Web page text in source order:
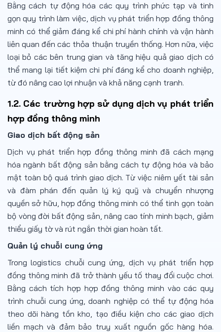
Bằng cách tự động hóa các quy trình phức tạp và tinh
gọn quy trình làm việc, dịch vụ phát triển hợp đồng thông
minh có thể giảm đáng kể chi phí hành chính và vận hành
liên quan đến các thỏa thuận truyền thống. Hơn nữa, việc
loại bỏ các bên trung gian và tăng hiệu quả giao dịch có
thể mang lại tiết kiệm chi phí đáng kể cho doanh nghiệp,
từ đó nâng cao lợi nhuận và khả năng cạnh tranh.
1.2. Các trường hợp sử dụng dịch vụ phát triển
hợp đồng thông minh
Giao dịch bất động sản
Dịch vụ phát triển hợp đồng thông minh đã cách mạng
hóa ngành bất động sản bằng cách tự động hóa và bảo
mật toàn bộ quá trình giao dịch. Từ việc niêm yết tài sản
và đàm phán đến quản lý ký quỹ và chuyển nhượng
quyền sở hữu, hợp đồng thông minh có thể tinh gọn toàn
bộ vòng đời bất động sản, nâng cao tính minh bạch, giảm
thiểu giấy tờ và rút ngắn thời gian hoàn tất.
Quản lý chuỗi cung ứng
Trong logistics chuỗi cung ứng, dịch vụ phát triển hợp
đồng thông minh đã trở thành yếu tố thay đổi cuộc chơi.
Bằng cách tích hợp hợp đồng thông minh vào các quy
trình chuỗi cung ứng, doanh nghiệp có thể tự động hóa
theo dõi hàng tồn kho, tạo điều kiện cho các giao dịch
liền mạch và đảm bảo truy xuất nguồn gốc hàng hóa.